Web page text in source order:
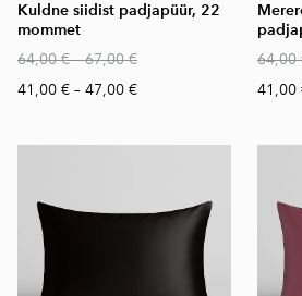
Kuldne siidist padjapüür, 22
mommet
64,00 €–67,00 €
41,00 € – 47,00 €
64,00
41,00